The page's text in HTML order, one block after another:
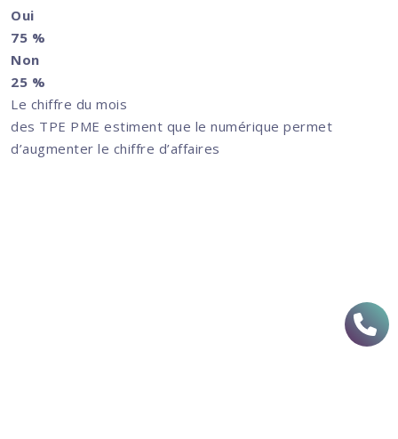
Oui
75 %
Non
25 %
Le chiffre du mois
des TPE PME estiment que le numérique permet
d’augmenter le chiffre d’affaires